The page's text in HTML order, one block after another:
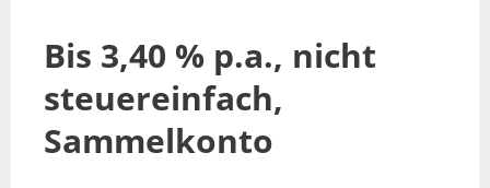
Bis 3,40 % p.a., nicht
steuereinfach,
Sammelkonto